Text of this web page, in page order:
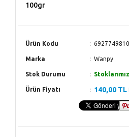
100gr
Ürün Kodu
Marka Wanpy
Stok Durumu
Ürün Fiyatı 140,00 TL